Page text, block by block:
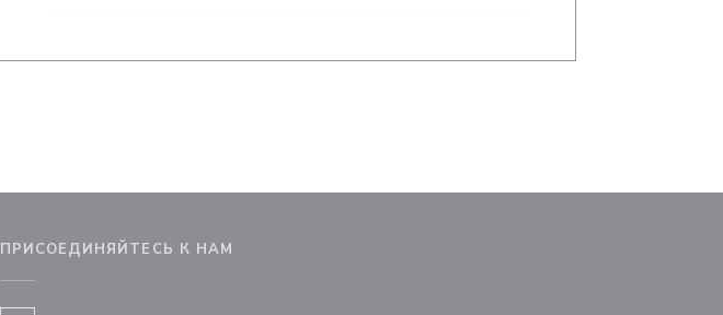
ПРИСОЕДИНЯЙТЕСЬ К НАМ